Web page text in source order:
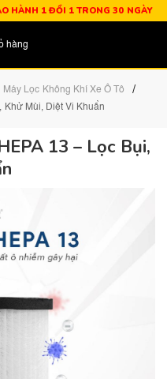
HÀNH 1 ĐỔI 1 TRONG 30 NGÀY
hàng
Máy Lọc Không Khí Xe Ô Tô /
Khử Mùi, Diệt Vi Khuẩn
13 – Lọc Bụi,